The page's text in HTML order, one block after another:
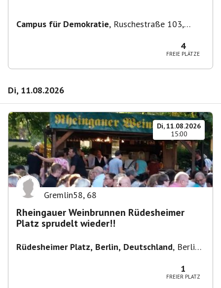
Campus für Demokratie, Ruschestraße 103,
4
FREIE PLÄTZE
Di, 11.08.2026
Di, 11.08.2026
15:00
Gremlin58, 68
Rheingauer Weinbrunnen Rüdesheimer
Platz sprudelt wieder!!
Rüdesheimer Platz, Berlin, Deutschland, Berlin-
1
FREIER PLATZ